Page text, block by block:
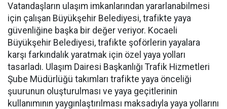
Vatandaşların ulaşım imkanlarından yararlanabilmesi
için çalışan Büyükşehir Belediyesi, trafikte yaya
güvenliğine başka bir değer veriyor. Kocaeli
Büyükşehir Belediyesi, trafikte şoförlerin yayalara
karşı farkındalık yaratmak için özel yaya yolları
tasarladı. Ulaşım Dairesi Başkanlığı Trafik Hizmetleri
Şube Müdürlüğü takımları trafikte yaya önceliği
şuurunun oluşturulması ve yaya geçitlerinin
kullanımının yaygınlaştırılması maksadıyla yaya yollarını